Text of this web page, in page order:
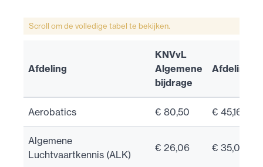
Scroll om de volledige tabel te bekijken.
Afdeling
KNVvL
Algemene
bijdrage
Aerobatics € 80,50 € 45,16
Algemene
Luchtvaartkennis (ALK)
€ 26,06 € 35,00